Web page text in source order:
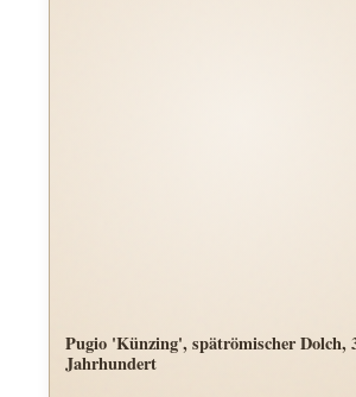
Pugio 'Künzing', spätrömischer Dolch,
Jahrhundert